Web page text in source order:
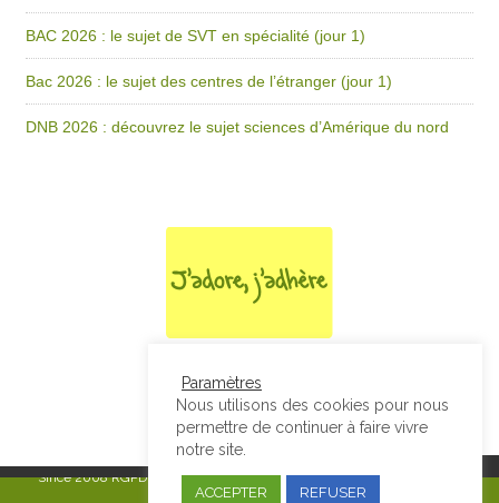
BAC 2026 : le sujet de SVT en spécialité (jour 1)
Bac 2026 : le sujet des centres de l’étranger (jour 1)
DNB 2026 : découvrez le sujet sciences d’Amérique du nord
Since 2008RGPD & Mentions Légales|Designed by Studio Thil - Site
internet - Charte graphique
Paramètres
Nous utilisons des cookies pour nous
permettre de continuer à faire vivre
notre site.
ACCEPTER REFUSER